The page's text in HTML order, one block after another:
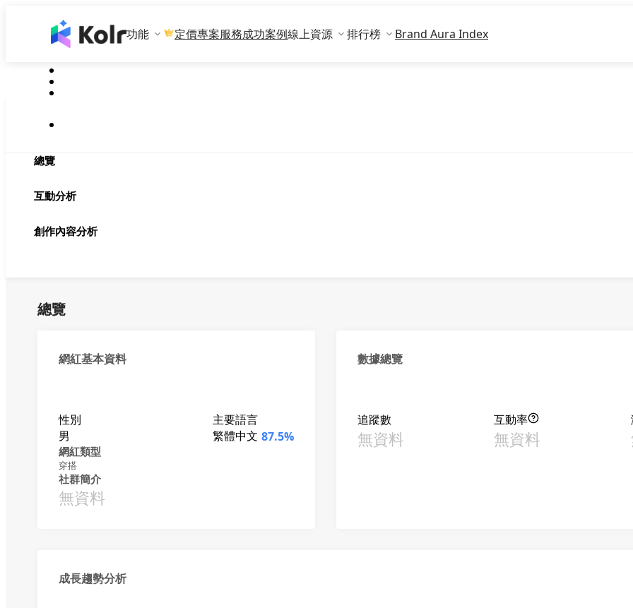
功能 定價專案服務成功案例線上資源 排行榜 Brand Aura Index
總覽
互動分析
創作內容分析
總覽
網紅基本資料
性別
男
主要語言
繁體中文 87.5%
網紅類型
穿搭
社群簡介
無資料
數據總覽
追蹤數
無資料
互動率
無資料
成長趨勢分析